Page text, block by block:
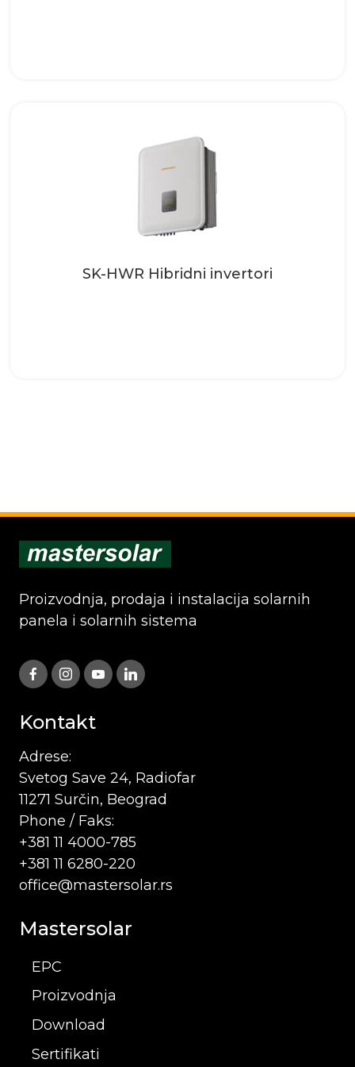
SK-HWR Hibridni invertori
To su moćni trofazni invertori koji su
opremljeni sa 2 MPPT I pored
jednostavog koncepta...
Pročitaj više
Proizvodnja, prodaja i instalacija solarnih
panela i solarnih sistema
Kontakt
Adrese:
Svetog Save 24, Radiofar
11271 Surčin, Beograd
Phone / Faks:
+381 11 4000-785
+381 11 6280-220
office@mastersolar.rs
Mastersolar
EPC
Proizvodnja
Download
Sertifikati